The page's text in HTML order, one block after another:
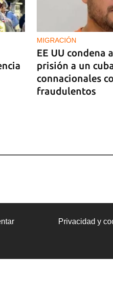
MIGRACIÓN
EE UU condena
prisión a un
connacionales
fraudulentos
Privacidad y